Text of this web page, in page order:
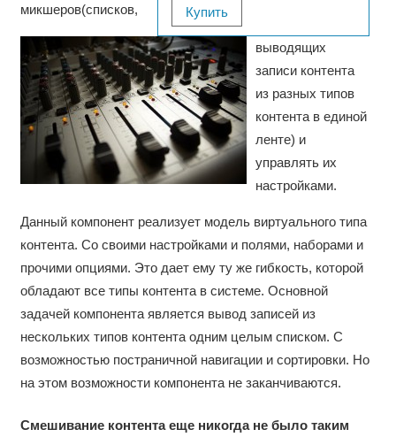
Купить
микшеров(списков,
выводящих
записи контента
из разных типов
контента в единой
ленте) и
управлять их
настройками.
Данный компонент реализует модель виртуального типа
контента. Со своими настройками и полями, наборами и
прочими опциями. Это дает ему ту же гибкость, которой
обладают все типы контента в системе. Основной
задачей компонента является вывод записей из
нескольких типов контента одним целым списком. С
возможностью постраничной навигации и сортировки. Но
на этом возможности компонента не заканчиваются.
Смешивание контента еще никогда не было таким